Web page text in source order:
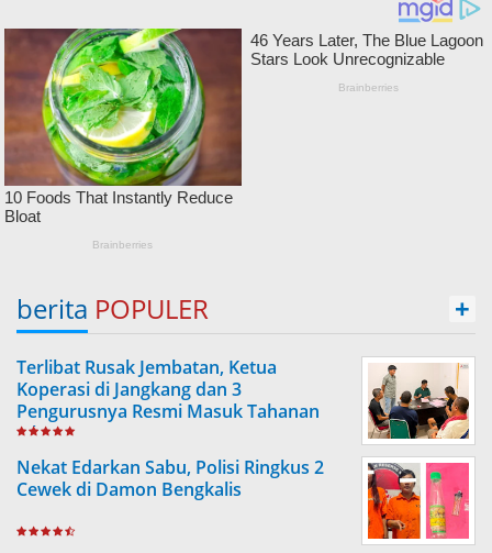
berita POPULER +
Terlibat Rusak Jembatan, Ketua
Koperasi di Jangkang dan 3
Pengurusnya Resmi Masuk Tahanan
Jaksa
Nekat Edarkan Sabu, Polisi Ringkus 2
Cewek di Damon Bengkalis